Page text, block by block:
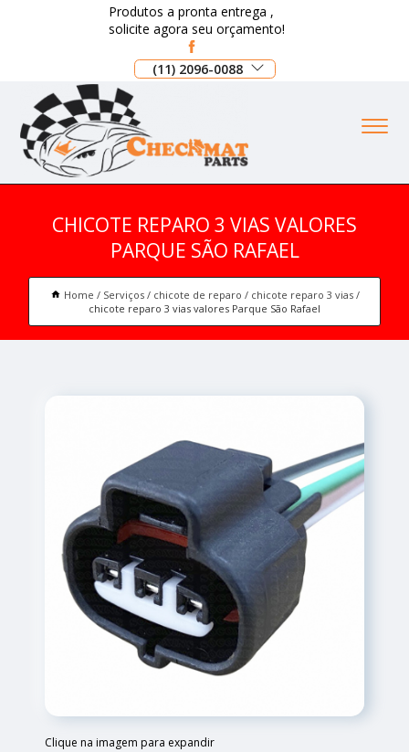
Produtos a pronta entrega ,
solicite agora seu orçamento!
(11) 2096-0088
CHICOTE REPARO 3 VIAS VALORES
PARQUE SÃO RAFAEL
Home Serviços chicote de reparo
chicote reparo 3 vias
chicote reparo 3 vias valores Parque São Rafael
Clique na imagem para expandir